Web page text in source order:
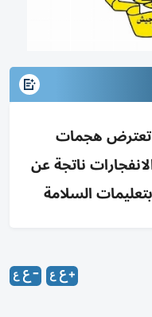
تعترض هجمات
ناتجة عن
السلامة